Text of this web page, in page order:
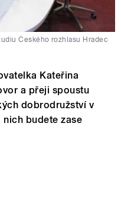
Českého rozhlasu Hradec
Kateřina
a přeji spoustu
dobrodružství v
nich budete zase